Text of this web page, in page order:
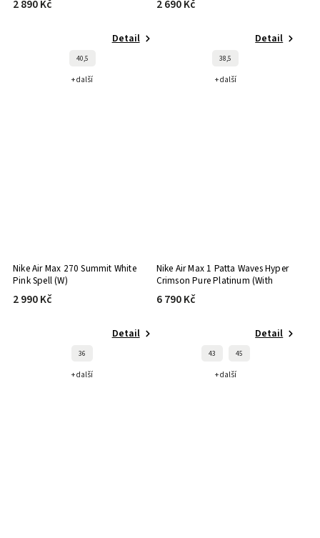
2 890 Kč
Detail
40,5
+ další
2 690 Kč
Detail
38,5
+ další
Nike Air Max 270 Summit White
Pink Spell (W)
2 990 Kč
Detail
36
+ další
Nike Air Max 1 Patta Waves Hyper
Crimson Pure Platinum (With
Bracelet)
6 790 Kč
Detail
43 45
+ další